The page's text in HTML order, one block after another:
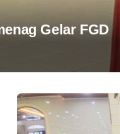
Gelar FGD